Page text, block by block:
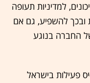
למדיניות תעופה
ובכך להשפיע, גם אם
החברה בנוגע
פעילות בישראל